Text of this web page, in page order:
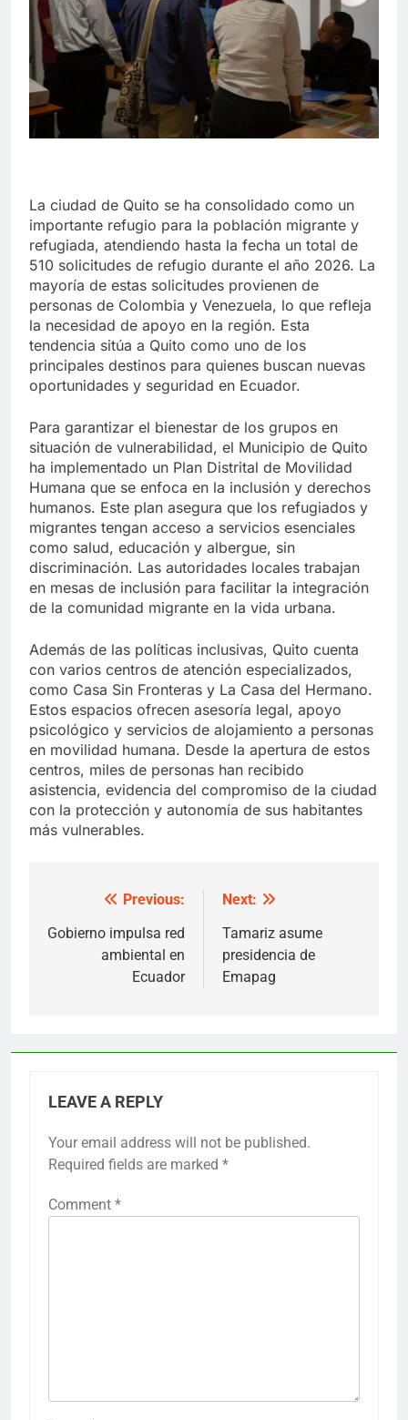
La ciudad de Quito se ha consolidado como un
importante refugio para la población migrante y
refugiada, atendiendo hasta la fecha un total de
510 solicitudes de refugio durante el año 2026. La
mayoría de estas solicitudes provienen de
personas de Colombia y Venezuela, lo que refleja
la necesidad de apoyo en la región. Esta
tendencia sitúa a Quito como uno de los
principales destinos para quienes buscan nuevas
oportunidades y seguridad en Ecuador.
Para garantizar el bienestar de los grupos en
situación de vulnerabilidad, el Municipio de Quito
ha implementado un Plan Distrital de Movilidad
Humana que se enfoca en la inclusión y derechos
humanos. Este plan asegura que los refugiados y
migrantes tengan acceso a servicios esenciales
como salud, educación y albergue, sin
discriminación. Las autoridades locales trabajan
en mesas de inclusión para facilitar la integración
de la comunidad migrante en la vida urbana.
Además de las políticas inclusivas, Quito cuenta
con varios centros de atención especializados,
como Casa Sin Fronteras y La Casa del Hermano.
Estos espacios ofrecen asesoría legal, apoyo
psicológico y servicios de alojamiento a personas
en movilidad humana. Desde la apertura de estos
centros, miles de personas han recibido
asistencia, evidencia del compromiso de la ciudad
con la protección y autonomía de sus habitantes
más vulnerables.
navigation
Previous:
Gobierno impulsa red
ambiental en
Ecuador
Next:
Tamariz asume
presidencia de
Emapag
LEAVE A REPLY
Your email address will not be published.
Required fields are marked *
Comment *